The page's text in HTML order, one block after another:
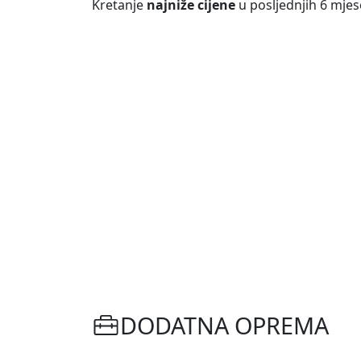
Kretanje najniže cijene u posljednjih 6
DODATNA OPREMA